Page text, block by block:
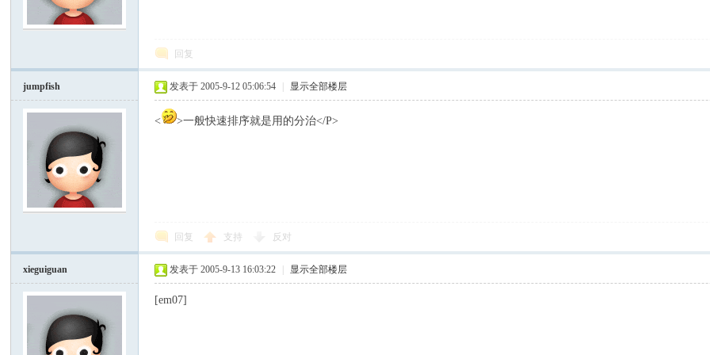
回复
jumpfish 发表于 2005-9-12 05:06:54 显示全部楼层
< >一般快速排序就是用的分治</P>
回复 支持 反对
xieguiguan 发表于 2005-9-13 16:03:22 显示全部楼层
[em07]